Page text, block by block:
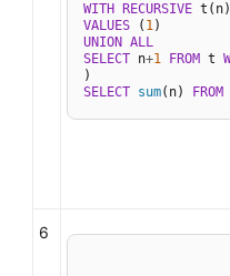
调
优
子
查
WITH RECURSIVE t(n)
VALUES ( 1
UNION ALL
SELECT n+1 FROM t
SELECT sum(n) FROM
6